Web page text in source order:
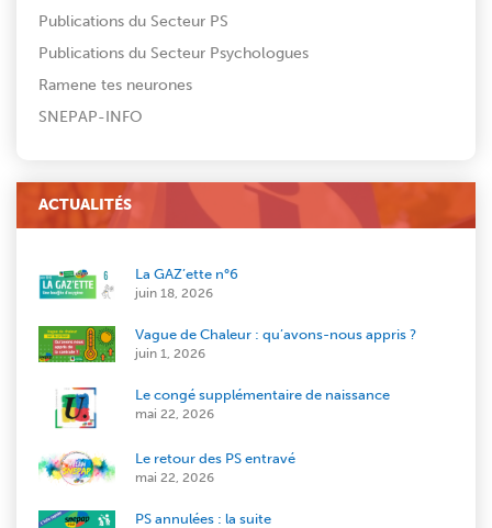
Publications du Secteur PS
Publications du Secteur Psychologues
Ramene tes neurones
SNEPAP-INFO
ACTUALITÉS
La GAZ’ette n°6
juin 18, 2026
Vague de Chaleur : qu’avons-nous appris ?
juin 1, 2026
Le congé supplémentaire de naissance
mai 22, 2026
Le retour des PS entravé
mai 22, 2026
PS annulées : la suite